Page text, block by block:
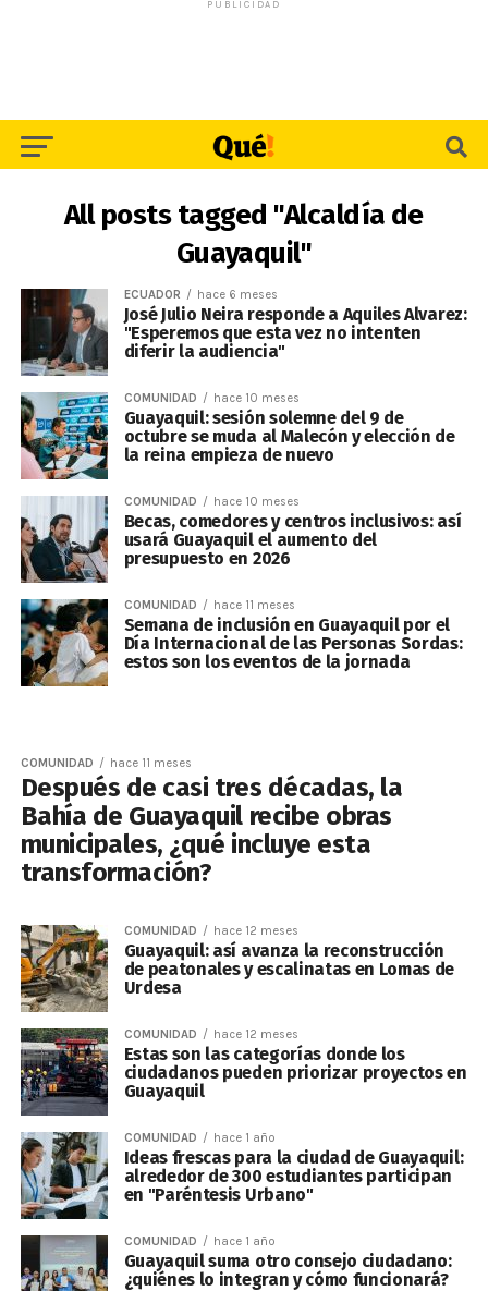
PUBLICIDAD
All posts tagged "Alcaldía de
Guayaquil"
ECUADOR hace 6 meses
José Julio Neira responde a Aquiles Alvarez:
"Esperemos que esta vez no intenten
diferir la audiencia"
COMUNIDAD hace 10 meses
Guayaquil: sesión solemne del 9 de
octubre se muda al Malecón y elección de
la reina empieza de nuevo
COMUNIDAD hace 10 meses
Becas, comedores y centros inclusivos: así
usará Guayaquil el aumento del
presupuesto en 2026
COMUNIDAD hace 11 meses
Semana de inclusión en Guayaquil por el
Día Internacional de las Personas Sordas:
estos son los eventos de la jornada
COMUNIDAD hace 11 meses
Después de casi tres décadas, la
Bahía de Guayaquil recibe obras
municipales, ¿qué incluye esta
transformación?
COMUNIDAD hace 12 meses
Guayaquil: así avanza la reconstrucción
de peatonales y escalinatas en Lomas de
Urdesa
COMUNIDAD hace 12 meses
Estas son las categorías donde los
ciudadanos pueden priorizar proyectos en
Guayaquil
COMUNIDAD hace 1 año
Ideas frescas para la ciudad de Guayaquil:
alrededor de 300 estudiantes participan
en "Paréntesis Urbano"
COMUNIDAD hace 1 año
Guayaquil suma otro consejo ciudadano:
¿quiénes lo integran y cómo funcionará?